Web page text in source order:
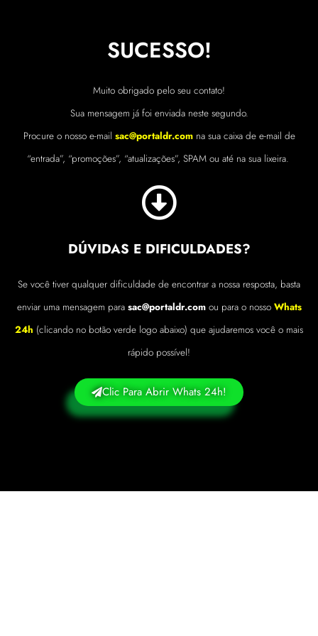
SUCESSO!
Muito obrigado pelo seu contato!
Sua mensagem já foi enviada neste segundo.
Procure o nosso e-mail sac@portaldr.comna sua caixa de e-mail de
“entrada”, “promoções”, “atualizações”, SPAM ou até na sua lixeira.
DÚVIDAS E DIFICULDADES?
Se você tiver qualquer dificuldade de encontrar a nossa resposta, basta
enviar uma mensagem para sac@portaldr.comou para o nosso Whats
24h (clicando no botão verde logo abaixo) que ajudaremos você o mais
rápido possível!
Clic Para Abrir Whats 24h!